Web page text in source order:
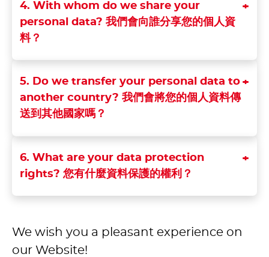
4. With whom do we share your
personal data? 我們會向誰分享您的個人資
料？
5. Do we transfer your personal data to
another country? 我們會將您的個人資料傳
送到其他國家嗎？
6. What are your data protection
rights? 您有什麼資料保護的權利？
We wish you a pleasant experience on
our Website!